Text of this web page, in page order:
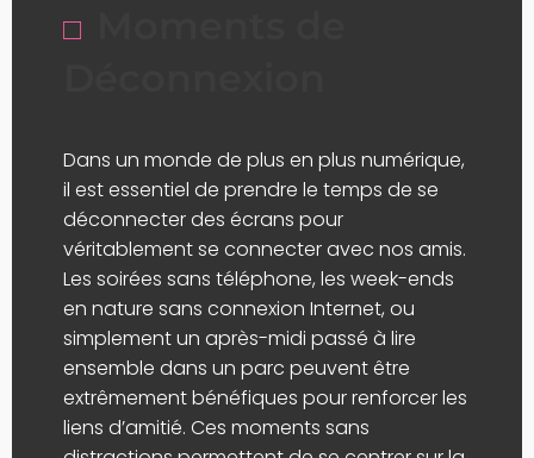
Dans un monde de plus en plus numérique,
il est essentiel de prendre le temps de se
déconnecter des écrans pour
véritablement se connecter avec nos amis.
Les soirées sans téléphone, les week-ends
en nature sans connexion Internet, ou
simplement un après-midi passé à lire
ensemble dans un parc peuvent être
extrêmement bénéfiques pour renforcer les
liens d’amitié. Ces moments sans